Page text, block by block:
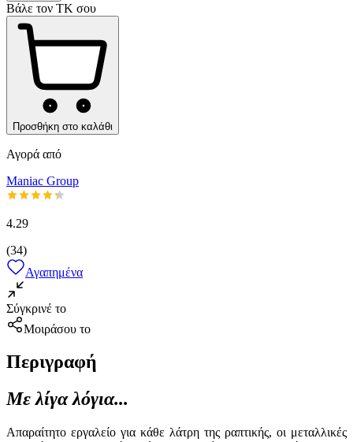
Βάλε τον ΤΚ σου
Προσθήκη στο καλάθι
Αγορά από
Maniac Group
4.29
(34)
Αγαπημένα
Σύγκρινέ το
Μοιράσου το
Περιγραφή
Με λίγα λόγια...
Απαραίτητο εργαλείο για κάθε λάτρη της ραπτικής, οι μεταλλικές